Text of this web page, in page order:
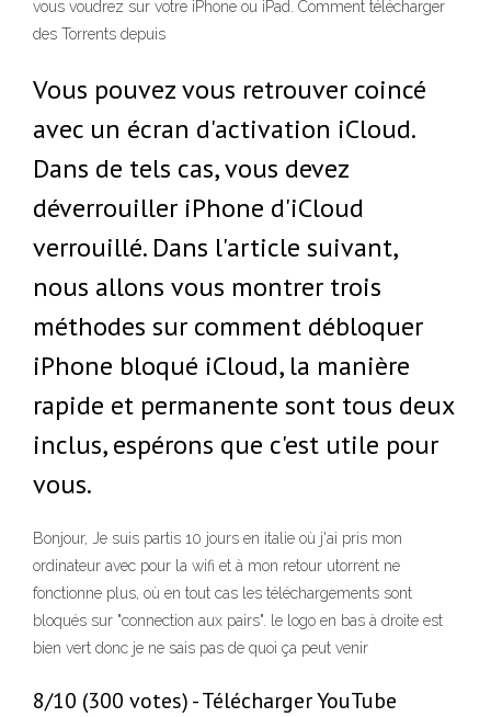
vous voudrez sur votre iPhone ou iPad. Comment télécharger
des Torrents depuis
Vous pouvez vous retrouver coincé
avec un écran d'activation iCloud.
Dans de tels cas, vous devez
déverrouiller iPhone d'iCloud
verrouillé. Dans l'article suivant,
nous allons vous montrer trois
méthodes sur comment débloquer
iPhone bloqué iCloud, la manière
rapide et permanente sont tous deux
inclus, espérons que c'est utile pour
vous.
Bonjour, Je suis partis 10 jours en italie où j'ai pris mon
ordinateur avec pour la wifi et à mon retour utorrent ne
fonctionne plus, où en tout cas les téléchargements sont
bloqués sur "connection aux pairs". le logo en bas à droite est
bien vert donc je ne sais pas de quoi ça peut venir
8/10 (300 votes) - Télécharger YouTube